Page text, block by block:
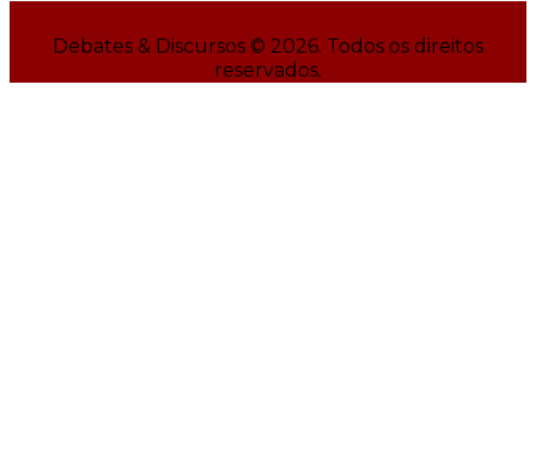
Debates & Discursos © 2026. Todos os direitos
reservados.